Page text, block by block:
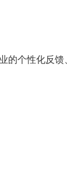
的个性化反